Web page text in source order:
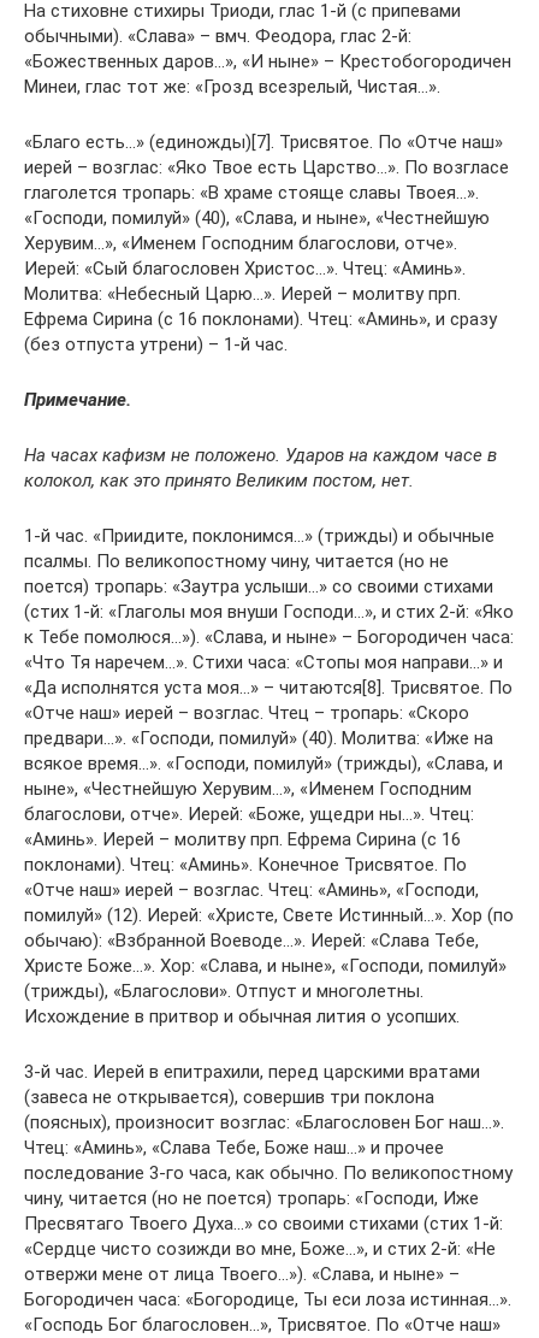
На стиховне стихиры Триоди, глас 1-й (с припевами
обычными). «Слава» – вмч. Феодора, глас 2-й:
«Божественных даров…», «И ныне» – Крестобогородичен
Минеи, глас тот же: «Грозд всезрелый, Чистая…».
«Благо есть…» (единожды)[7]. Трисвятое. По «Отче наш»
иерей – возглас: «Яко Твое есть Царство…». По возгласе
глаголется тропарь: «В храме стояще славы Твоея…».
«Господи, помилуй» (40), «Слава, и ныне», «Честнейшую
Херувим…», «Именем Господним благослови, отче».
Иерей: «Сый благословен Христос…». Чтец: «Аминь».
Молитва: «Небесный Царю…». Иерей – молитву прп.
Ефрема Сирина (с 16 поклонами). Чтец: «Аминь», и сразу
(без отпуста утрени) – 1-й час.
Примечание.
На часах кафизм не положено. Ударов на каждом часе в
колокол, как это принято Великим постом, нет.
1-й час. «Приидите, поклонимся…» (трижды) и обычные
псалмы. По великопостному чину, читается (но не
поется) тропарь: «Заутра услыши…» со своими стихами
(стих 1-й: «Глаголы моя внуши Господи…», и стих 2-й: «Яко
к Тебе помолюся…»). «Слава, и ныне» – Богородичен часа:
«Что Тя наречем…». Стихи часа: «Стопы моя направи…» и
«Да исполнятся уста моя…» – читаются[8]. Трисвятое. По
«Отче наш» иерей – возглас. Чтец – тропарь: «Скоро
предвари…». «Господи, помилуй» (40). Молитва: «Иже на
всякое время…». «Господи, помилуй» (трижды), «Слава, и
ныне», «Честнейшую Херувим…», «Именем Господним
благослови, отче». Иерей: «Боже, ущедри ны…». Чтец:
«Аминь». Иерей – молитву прп. Ефрема Сирина (с 16
поклонами). Чтец: «Аминь». Конечное Трисвятое. По
«Отче наш» иерей – возглас. Чтец: «Аминь», «Господи,
помилуй» (12). Иерей: «Христе, Свете Истинный…». Хор (по
обычаю): «Взбранной Воеводе…». Иерей: «Слава Тебе,
Христе Боже…». Хор: «Слава, и ныне», «Господи, помилуй»
(трижды), «Благослови». Отпуст и многолетны.
Исхождение в притвор и обычная лития о усопших.
3-й час. Иерей в епитрахили, перед царскими вратами
(завеса не открывается), совершив три поклона
(поясных), произносит возглас: «Благословен Бог наш…».
Чтец: «Аминь», «Слава Тебе, Боже наш…» и прочее
последование 3-го часа, как обычно. По великопостному
чину, читается (но не поется) тропарь: «Господи, Иже
Пресвятаго Твоего Духа…» со своими стихами (стих 1-й:
«Сердце чисто созижди во мне, Боже…», и стих 2-й: «Не
отвержи мене от лица Твоего…»). «Слава, и ныне» –
Богородичен часа: «Богородице, Ты еси лоза истинная…».
«Господь Бог благословен…», Трисвятое. По «Отче наш»